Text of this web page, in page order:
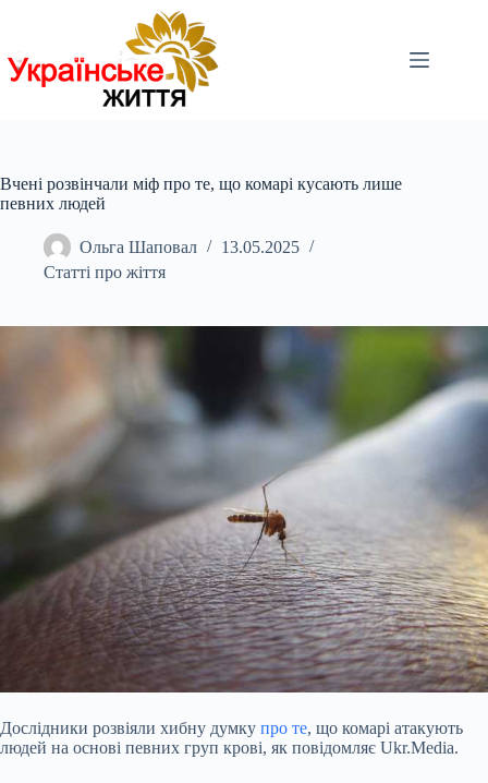
Вчені розвінчали міф про те, що комарі кусають лише
певних людей
Ольга Шаповал
13.05.2025
Статті про жіття
Дослідники розвіяли хибну думку про те, що комарі атакують
людей на основі певних груп крові, як повідомляє Ukr.Media.